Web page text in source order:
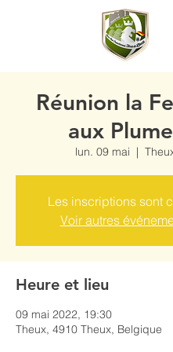
Réunion la
aux
lun. 09 mai
  |
Les inscriptions sont
Voir autres
Heure et lieu
09 mai 2022, 19:30
Theux, 4910 Theux, Belgique